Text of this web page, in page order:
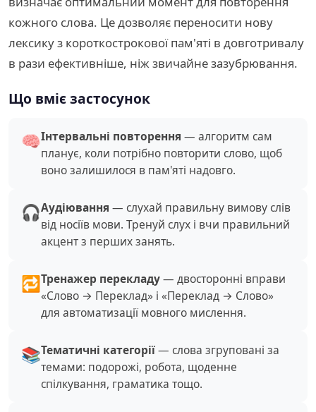
кожного слова. Це дозволяє переносити нову
лексику з короткострокової пам'яті в довготривалу
в рази ефективніше, ніж звичайне зазубрювання.
Що вміє застосунок
🧠Інтервальні повторення — алгоритм сам
планує, коли потрібно повторити слово, щоб
воно залишилося в пам'яті надовго.
🎧Аудіювання — слухай правильну вимову слів
від носіїв мови. Тренуй слух і вчи правильний
акцент з перших занять.
🔁Тренажер перекладу— двосторонні вправи
«Слово → Переклад» і «Переклад → Слово»
для автоматизації мовного мислення.
📚Тематичні категорії— слова згруповані за
темами: подорожі, робота, щоденне
спілкування, граматика тощо.